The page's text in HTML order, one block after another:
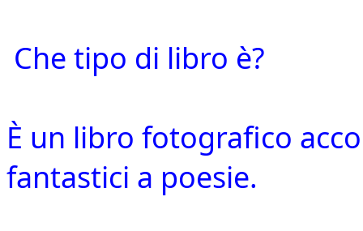
Che tipo di libro è?
È un libro fotografico
fantastici a poesie.